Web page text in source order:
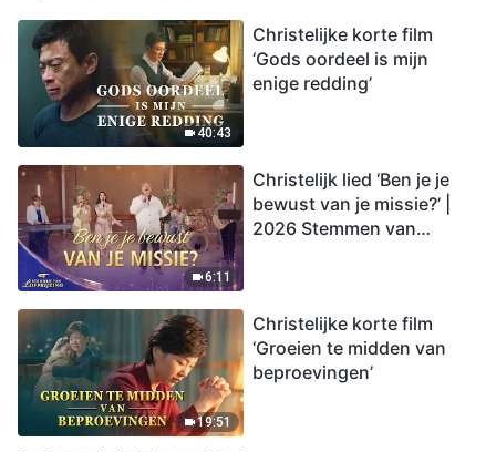
40:43
Christelijke korte film
‘Gods oordeel is mijn
enige redding’
6:11
Christelijk lied ‘Ben je je
bewust van je missie?’ |
2026 Stemmen van
19:51
Christelijke korte film
‘Groeien te midden van
beproevingen’